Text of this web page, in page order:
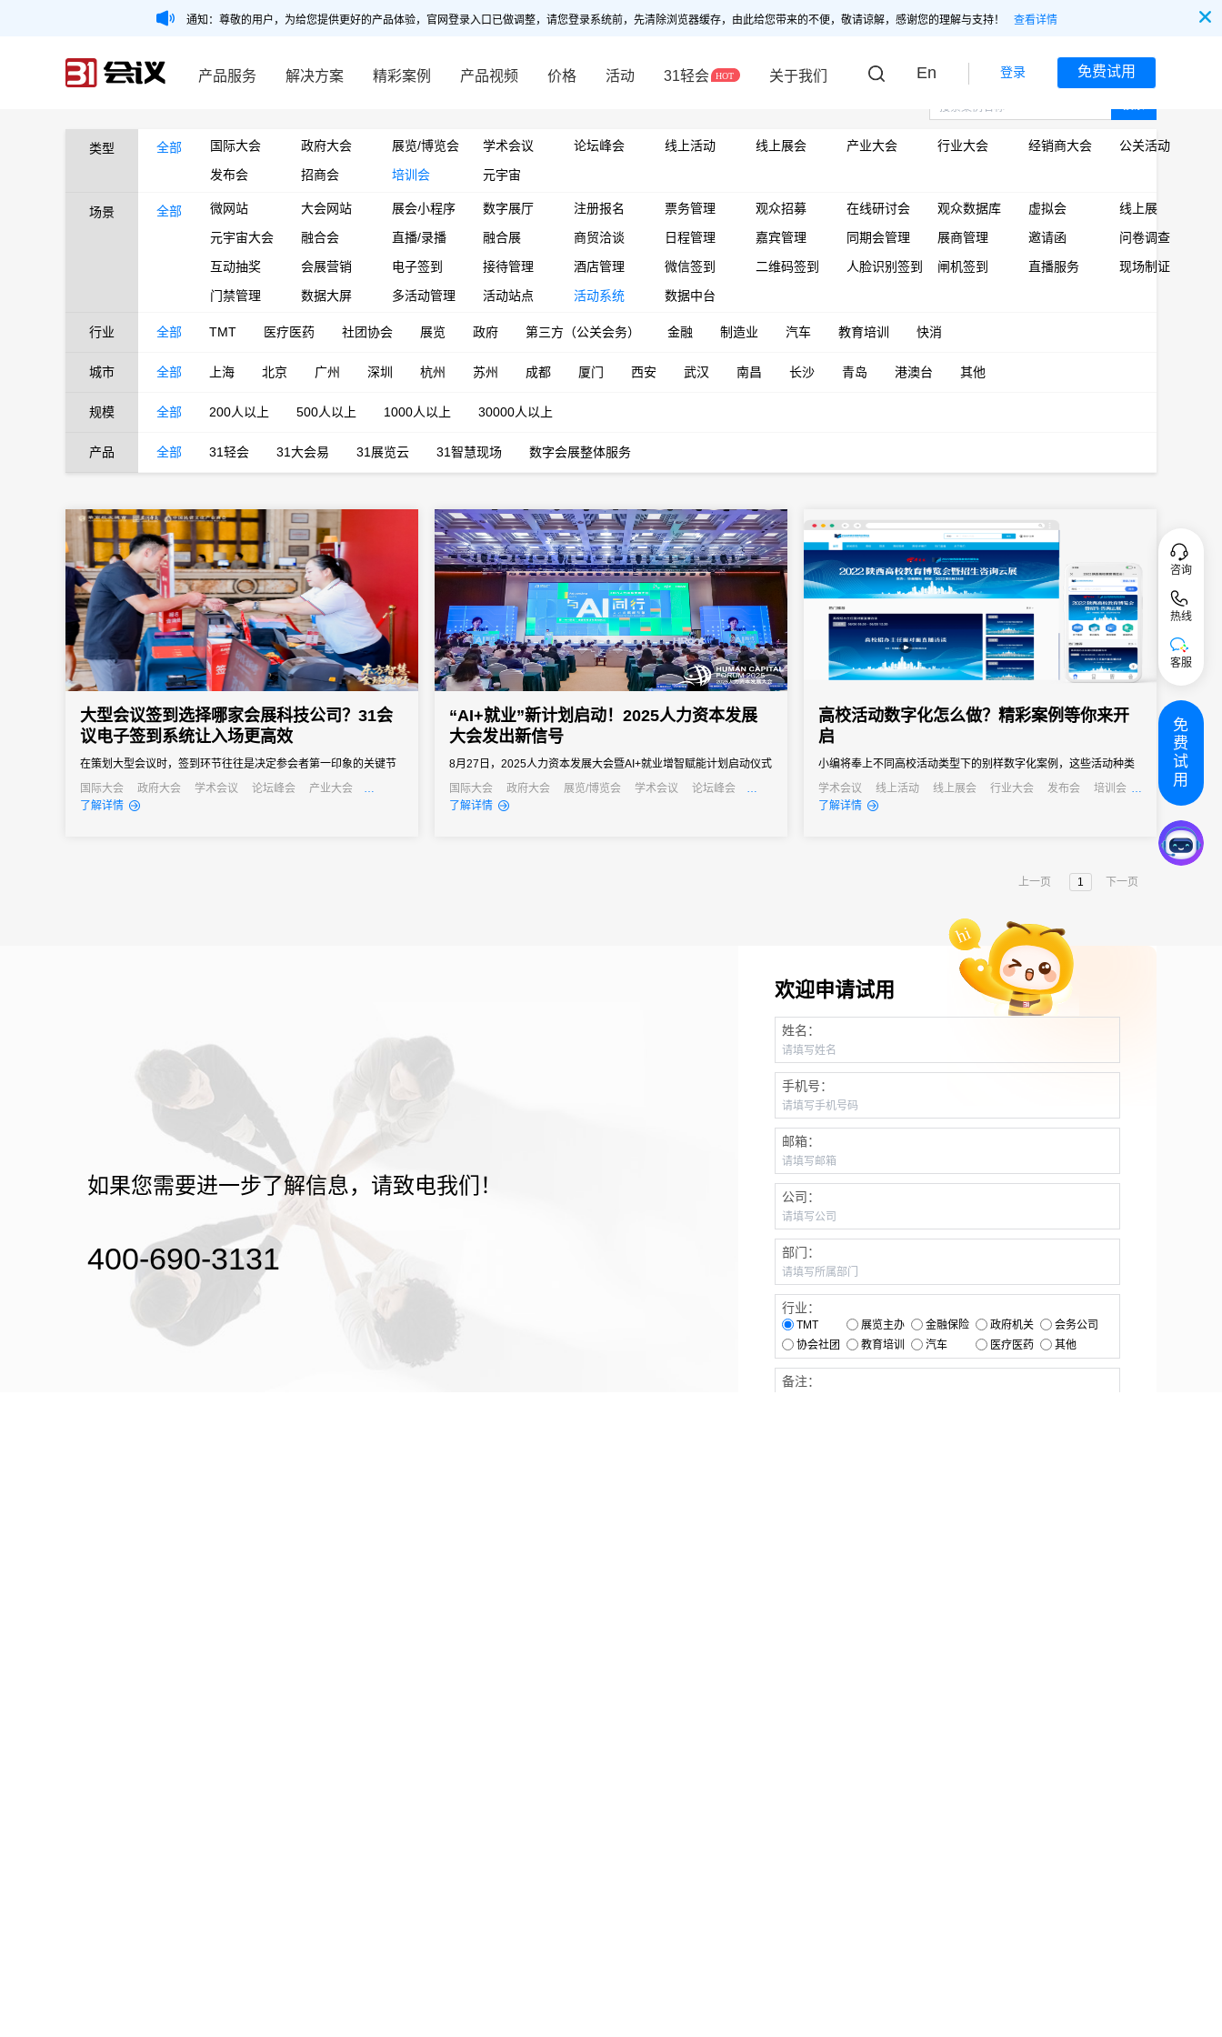
通知：尊敬的用户，为给您提供更好的产品体验，官网登录入口已做调整，请您登录系统前，先清除浏览器缓存，由此给您带来的不便，敬请谅解，感谢您的理解与支持！ 查看详情
产品服务 解决方案 精彩案例 产品视频 价格 活动 31轻会 关于我们 En 登录 免费试用
类型 全部 国际大会 政府大会 展览/博览会 学术会议 论坛峰会 线上活动 线上展会 产业大会 行业大会 经销商大会
公关活动
发布会
招商会 培训会 元宇宙
场景 全部 微网站 大会网站 展会小程序 数字展厅 注册报名 票务管理 观众招募 在线研讨会 观众数据库 虚拟会
线上展
元宇宙大会
融合会 直播/录播 融合展 商贸洽谈 日程管理 嘉宾管理 同期会管理 展商管理 邀请函
问卷调查
互动抽奖
会展营销 电子签到 接待管理 酒店管理 微信签到 二维码签到 人脸识别签到 闸机签到 直播服务
现场制证
门禁管理
数据大屏 多活动管理 活动站点 活动系统 数据中台
行业 全部 TMT 医疗医药 社团协会 展览 政府 第三方（公关会务） 金融 制造业 汽车 教育培训 快消
城市 全部 上海 北京 广州 深圳 杭州 苏州 成都 厦门 西安 武汉 南昌 长沙 青岛 港澳台 其他
规模 全部 200人以上 500人以上 1000人以上 30000人以上
产品 全部 31轻会 31大会易 31展览云 31智慧现场 数字会展整体服务
大型会议签到选择哪家会展科技公司？31会
议电子签到系统让入场更高效
在策划大型会议时，签到环节往往是决定参会者第一印象的关键节
点。传统的签到方式在应对千人以上规模会议时，常常出现排队拥
堵、信息错漏、数据统计滞后等问题，严重影响会议的专业形象和
国际大会 政府大会 学术会议 论坛峰会
产业大会
行业大会
经销商大会
了解详情
“AI+就业”新计划启动！2025人力资本发展
大会发出新信号
8月27日，2025人力资本发展大会暨AI+就业增智赋能计划启动仪式
在上海徐汇滨江成功举办。
国际大会 政府大会 展览/博览会 学术会议
论坛峰会
线上活动
经销商大会
了解详情
高校活动数字化怎么做？精彩案例等你来开
启
小编将奉上不同高校活动类型下的别样数字化案例，这些活动种类
多，需求多样，涉及高校的学术会议和论坛、高校的展览、校友活
动和社团活动、文艺赛事活动、培训活动、招聘活动等，类型之
学术会议 线上活动 线上展会 行业大会 发布会
培训会
了解详情
上一页 1 下一页
如果您需要进一步了解信息，请致电我们！
400-690-3131
欢迎申请试用
姓名：
手机号：
邮箱：
公司：
部门：
行业：
TMT 展览主办 金融保险 政府机关
会务公司
协会社团
教育培训 汽车 医疗医药 其他
备注：
咨询
热线
客服
免
费
试
用